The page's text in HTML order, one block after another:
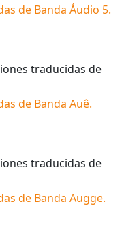
de Banda Áudio 5.
traducidas de
de Banda Auê.
traducidas de
de Banda Augge.